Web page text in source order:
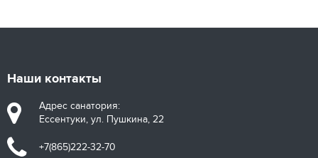
Наши контакты
Адрес санатория:
Ессентуки, ул. Пушкина, 22
+7(865)222-32-70